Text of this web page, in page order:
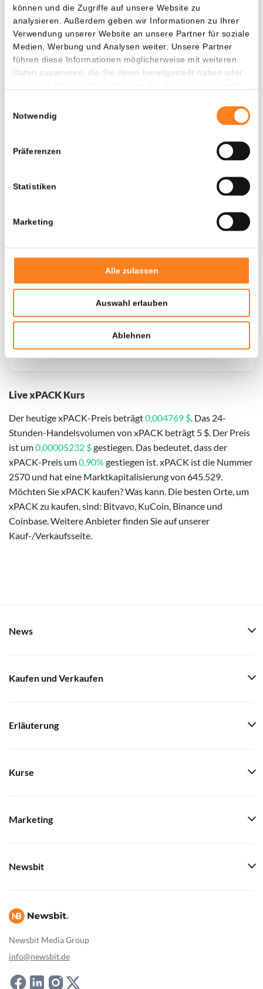
können und die Zugriffe auf unsere Website zu
analysieren. Außerdem geben wir Informationen zu Ihrer
Verwendung unserer Website an unsere Partner für soziale
Medien, Werbung und Analysen weiter. Unsere Partner
führen diese Informationen möglicherweise mit weiteren
Daten zusammen, die Sie ihnen bereitgestellt haben oder
Notwendig
Präferenzen
Statistiken
Marketing
Alle zulassen
Auswahl erlauben
Ablehnen
Live xPACK Kurs
Der heutige xPACK-Preis beträgt0,004769 $. Das 24-
Stunden-Handelsvolumen von xPACK beträgt 5 $. Der Preis
ist um0,00005232 $gestiegen. Das bedeutet, dass der
xPACK-Preis um0,90% gestiegen ist. xPACK ist die Nummer
2570 und hat eine Marktkapitalisierung von 645.529.
Möchten Sie xPACK kaufen? Was kann. Die besten Orte, um
xPACK zu kaufen, sind: Bitvavo, KuCoin, Binance und
Coinbase. Weitere Anbieter finden Sie auf unserer
Kauf-/Verkaufsseite.
Zie hoeveel waarde je vandaag zou hebben als
je dollar-cost averaging had toegepast op
verschillende cryptocurrencies.
Hätte investiert In
$
Door een fout konden er geen gegevens worden
opgehaald, probeer het later opnieuw.
Newsbit Media Group
info@newsbit.de
News
Kaufen und Verkaufen
Erläuterung
Kurse
Marketing
Newsbit